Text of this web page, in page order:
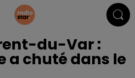
du-Var :
a chuté dans le